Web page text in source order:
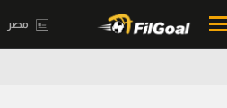
مصر